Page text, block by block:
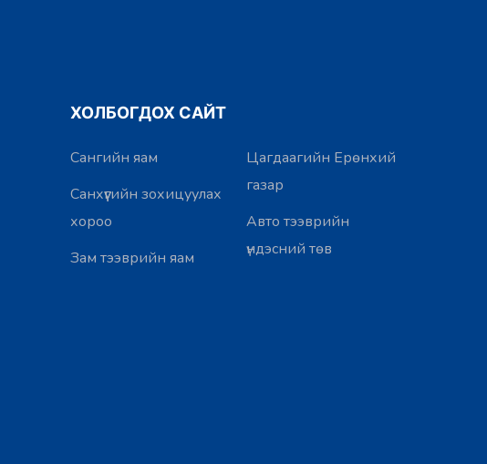
ХОЛБОГДОХ САЙТ
Сангийн яам
Санхүүгийн зохицуулах
хороо
Зам тээврийн яам
Цагдаагийн Ерөнхий
газар
Авто тээврийн
үндэсний төв